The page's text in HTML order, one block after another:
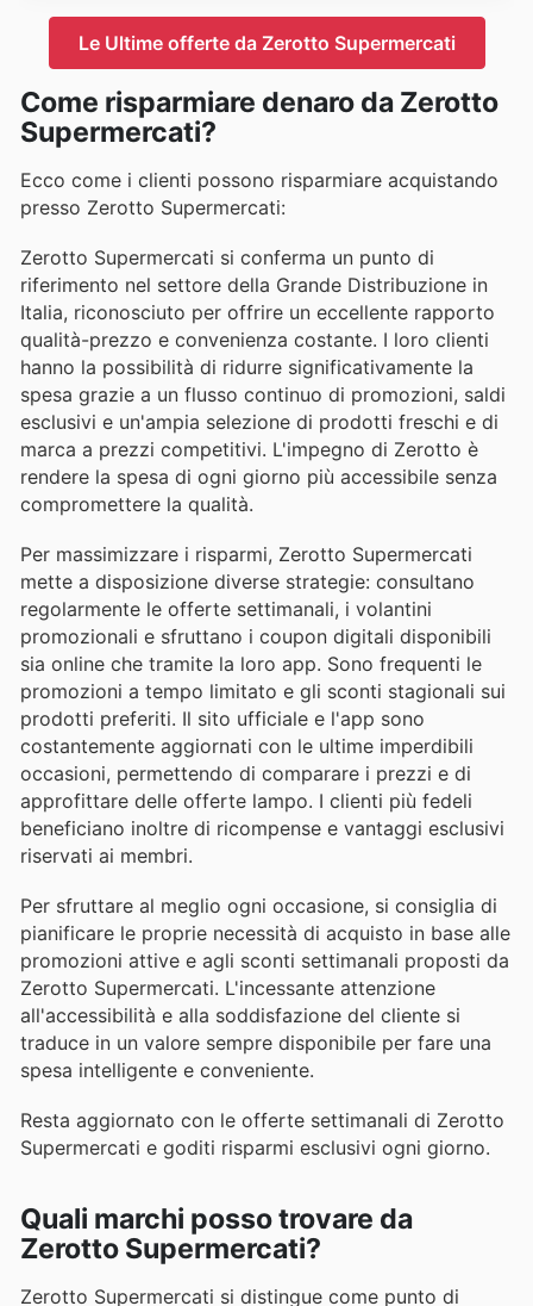
Le Ultime offerte da Zerotto Supermercati
Come risparmiare denaro da Zerotto
Supermercati?
Ecco come i clienti possono risparmiare acquistando
presso Zerotto Supermercati:
Zerotto Supermercati si conferma un punto di
riferimento nel settore della Grande Distribuzione in
Italia, riconosciuto per offrire un eccellente rapporto
qualità-prezzo e convenienza costante. I loro clienti
hanno la possibilità di ridurre significativamente la
spesa grazie a un flusso continuo di promozioni, saldi
esclusivi e un'ampia selezione di prodotti freschi e di
marca a prezzi competitivi. L'impegno di Zerotto è
rendere la spesa di ogni giorno più accessibile senza
compromettere la qualità.
Per massimizzare i risparmi, Zerotto Supermercati
mette a disposizione diverse strategie: consultano
regolarmente le offerte settimanali, i volantini
promozionali e sfruttano i coupon digitali disponibili
sia online che tramite la loro app. Sono frequenti le
promozioni a tempo limitato e gli sconti stagionali sui
prodotti preferiti. Il sito ufficiale e l'app sono
costantemente aggiornati con le ultime imperdibili
occasioni, permettendo di comparare i prezzi e di
approfittare delle offerte lampo. I clienti più fedeli
beneficiano inoltre di ricompense e vantaggi esclusivi
riservati ai membri.
Per sfruttare al meglio ogni occasione, si consiglia di
pianificare le proprie necessità di acquisto in base alle
promozioni attive e agli sconti settimanali proposti da
Zerotto Supermercati. L'incessante attenzione
all'accessibilità e alla soddisfazione del cliente si
traduce in un valore sempre disponibile per fare una
spesa intelligente e conveniente.
Resta aggiornato con le offerte settimanali di Zerotto
Supermercati e goditi risparmi esclusivi ogni giorno.
Quali marchi posso trovare da
Zerotto Supermercati?
Zerotto Supermercati si distingue come punto di